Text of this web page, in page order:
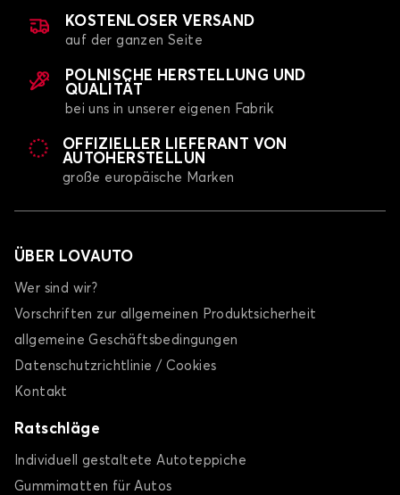
KOSTENLOSER VERSAND
auf der ganzen Seite
POLNISCHE HERSTELLUNG UND
QUALITÄT
bei uns in unserer eigenen Fabrik
OFFIZIELLER LIEFERANT VON
AUTOHERSTELLUN
große europäische Marken
ÜBER LOVAUTO
Wer sind wir?
Vorschriften zur allgemeinen Produktsicherheit
allgemeine Geschäftsbedingungen
Datenschutzrichtlinie / Cookies
Kontakt
Ratschläge
Individuell gestaltete Autoteppiche
Gummimatten für Autos